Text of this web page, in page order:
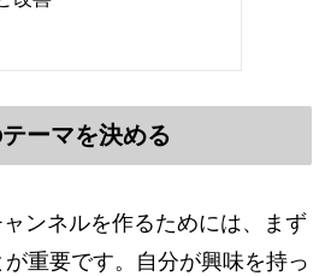
ーマを決める
ンネルを作るためには、まず
重要です。自分が興味を持っ